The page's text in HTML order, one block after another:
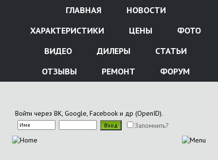
ГЛАВНАЯ
НОВОСТИ
ХАРАКТЕРИСТИКИ
ЦЕНЫ
ФОТО
ВИДЕО
ДИЛЕРЫ
СТАТЬИ
ОТЗЫВЫ
РЕМОНТ ФОРУМ
Войти через ВК, Google, Facebook и др (OpenID).
Запомнить?